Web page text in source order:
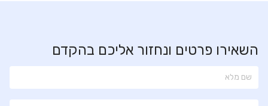
- / ₪ מ"ר
צור קשר
השאירו פרטים ונחזור אליכם בהקדם